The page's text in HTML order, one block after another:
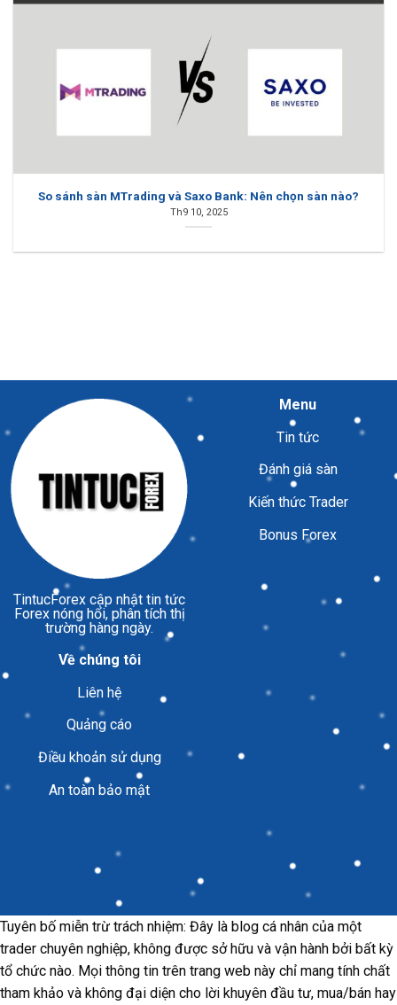
So sánh sàn MTrading và Saxo Bank: Nên chọn sàn nào?
Th9 10, 2025
TintucForex cập nhật tin tức
Forex nóng hổi, phân tích thị
trường hàng ngày.
Menu
Tin tức
Đánh giá sàn
Kiến thức Trader
Bonus Forex
Về chúng tôi
Liên hệ
Quảng cáo
Điều khoản sử dụng
An toàn bảo mật
Tuyên bố miễn trừ trách nhiệm: Đây là blog cá nhân của một
trader chuyên nghiệp, không được sở hữu và vận hành bởi bất kỳ
tổ chức nào. Mọi thông tin trên trang web này chỉ mang tính chất
tham khảo và không đại diện cho lời khuyên đầu tư, mua/bán hay